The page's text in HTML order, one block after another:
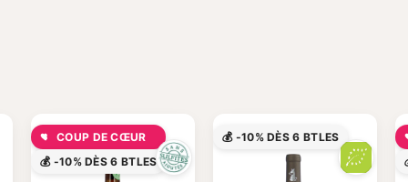
COUP DE CŒUR
💰 -10% DÈS 6 BTLES
💰 -10% DÈS 6 BTLES